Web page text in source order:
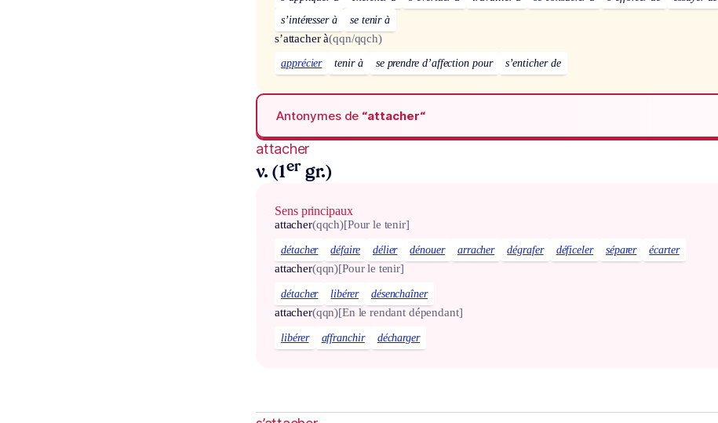
s’intéresser à
se tenir à
s’attacher à(qqn/qqch)
apprécier tenir à se prendre d’affection pour s’enticher de
Antonymes de “attacher“
attacher
v. (1er gr.)
Sens principaux
attacher(qqch)[Pour le tenir]
détacher défaire délier dénouer arracher dégrafer déficeler séparer écarter
attacher(qqn)[Pour le tenir]
détacher libérer désenchaîner
attacher(qqn)[En le rendant dépendant]
libérer affranchir décharger